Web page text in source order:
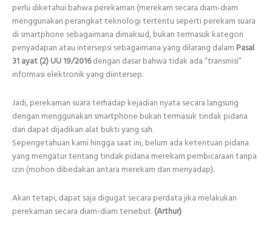
perlu diketahui bahwa perekaman (merekam secara diam-diam
menggunakan perangkat teknologi tertentu seperti perekam suara
di smartphone sebagaimana dimaksud, bukan termasuk kategori
penyadapan atau intersepsi sebagaimana yang dilarang dalam Pasal
31 ayat (2) UU 19/2016dengan dasar bahwa tidak ada “transmisi”
informasi elektronik yang diintersep.
Jadi, perekaman suara terhadap kejadian nyata secara langsung
dengan menggunakan smartphone bukan termasuk tindak pidana
dan dapat dijadikan alat bukti yang sah.
Sepengetahuan kami hingga saat ini, belum ada ketentuan pidana
yang mengatur tentang tindak pidana merekam pembicaraan tanpa
izin (mohon dibedakan antara merekam dan menyadap).
Akan tetapi, dapat saja digugat secara perdata jika melakukan
perekaman secara diam-diam tersebut.(Arthur)